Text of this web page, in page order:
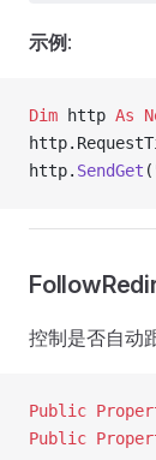
示例 :
Dim http As
http. SendGet (
控制是否自动
Public
Public